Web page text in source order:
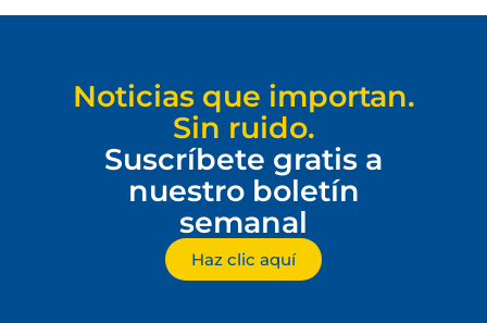
Noticias que importan.
Sin ruido.
Suscríbete gratis a
nuestro boletín
semanal
Haz clic aquí